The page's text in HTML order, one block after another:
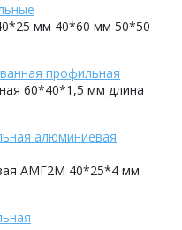
мм 40*60 мм 50*50
профильная
60*40*1,5 мм длина
алюминиевая
АМГ2М 40*25*4 мм